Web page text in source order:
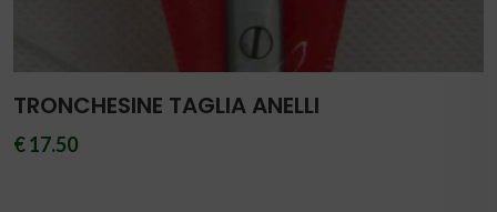
TRONCHESINE TAGLIA ANELLI
€ 17.50